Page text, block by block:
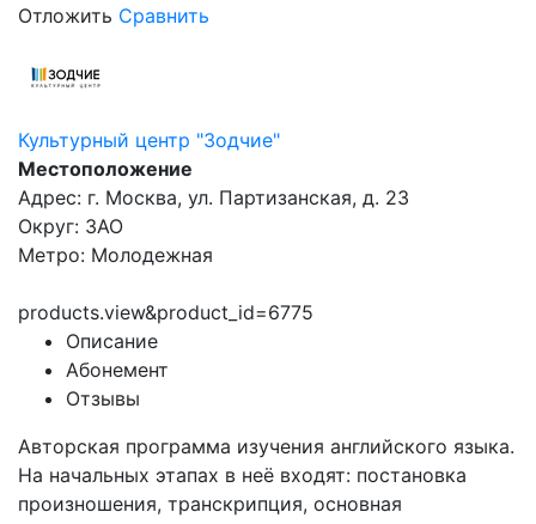
Отложить Сравнить
Культурный центр "Зодчие"
Местоположение
Адрес: г. Москва, ул. Партизанская, д. 23
Округ: ЗАО
Метро: Молодежная
products.view&product_id=6775
Описание
Абонемент
Отзывы
Авторская программа изучения английского языка.
На начальных этапах в неё входят: постановка
произношения, транскрипция, основная